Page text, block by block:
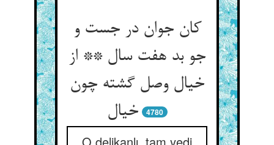
کان جوان در جست و
جو بد هفت سال ** از
خیال وصل گشته چون
خیال
4780